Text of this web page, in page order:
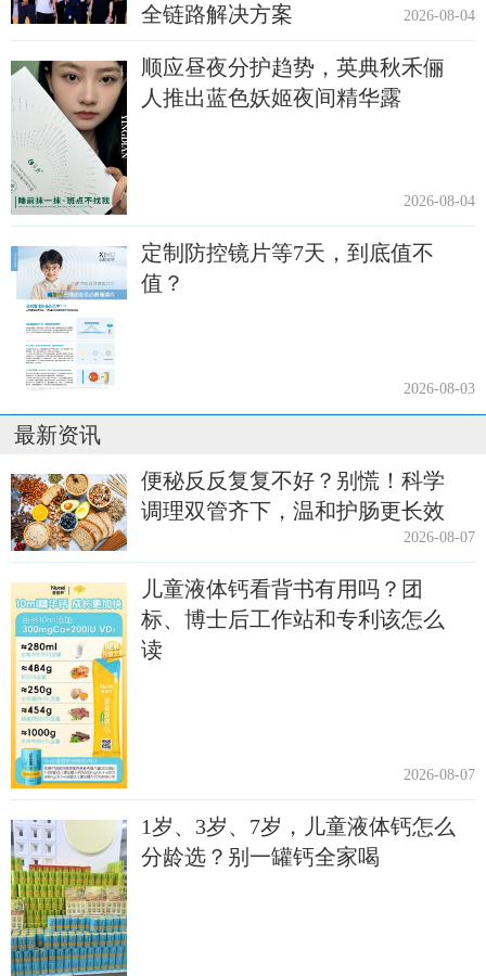
全链路解决方案
2026-08-04
顺应昼夜分护趋势，英典秋禾俪
人推出蓝色妖姬夜间精华露
2026-08-04
定制防控镜片等7天，到底值不
值？
2026-08-03
最新资讯
便秘反反复复不好？别慌！科学
调理双管齐下，温和护肠更长效
2026-08-07
儿童液体钙看背书有用吗？团
标、博士后工作站和专利该怎么
读
2026-08-07
1岁、3岁、7岁，儿童液体钙怎么
分龄选？别一罐钙全家喝